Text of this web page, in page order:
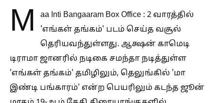
M
aa Inti Bangaaram Box Office : 2 வாரத்தில்
'எங்கள் தங்கம்' படம் செய்த வசூல்
தெரியவந்துள்ளது. ஆக்ஷன் காமெடி
டிராமா ஜானரில் நடிகை சமந்தா நடித்துள்ள
'எங்கள் தங்கம்' தமிழிலும், தெலுங்கில் 'மா
இண்டி பங்காரம்' என்ற பெயரிலும் கடந்த ஜூன்